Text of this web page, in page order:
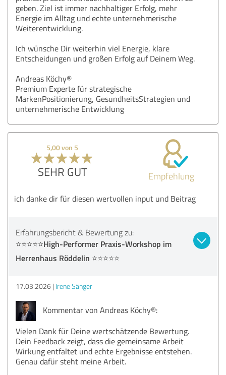
geben. Ziel ist immer nachhaltiger Erfolg, mehr
Energie im Alltag und echte unternehmerische
Weiterentwicklung.
Ich wünsche Dir weiterhin viel Energie, klare
Entscheidungen und großen Erfolg auf Deinem Weg.
Andreas Köchy®
Premium Experte für strategische
MarkenPositionierung, GesundheitsStrategien und
unternehmerische Entwicklung
5,00 von 5
SEHR GUT Empfehlung
ich danke dir für diesen wertvollen input und Beitrag
Erfahrungsbericht & Bewertung zu:
⭐️⭐️⭐️⭐️⭐️High-Performer Praxis-Workshop im
Herrenhaus Röddelin ⭐️⭐️⭐️⭐️⭐️
17.03.2026 Irene Sänger
Kommentar von Andreas Köchy®:
Vielen Dank für Deine wertschätzende Bewertung.
Dein Feedback zeigt, dass die gemeinsame Arbeit
Wirkung entfaltet und echte Ergebnisse entstehen.
Genau dafür steht meine Arbeit.